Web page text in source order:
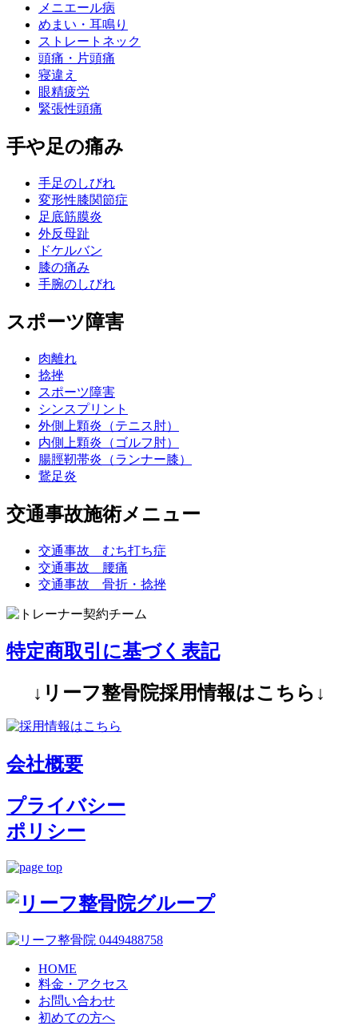
メニエール病
めまい・耳鳴り
ストレートネック
頭痛・片頭痛
寝違え
眼精疲労
緊張性頭痛
手や足の痛み
手足のしびれ
変形性膝関節症
足底筋膜炎
外反母趾
ドケルバン
膝の痛み
手腕のしびれ
スポーツ障害
肉離れ
捻挫
スポーツ障害
シンスプリント
外側上顆炎（テニス肘）
内側上顆炎（ゴルフ肘）
腸脛靭帯炎（ランナー膝）
鵞足炎
交通事故施術メニュー
交通事故 むち打ち症
交通事故 腰痛
交通事故 骨折・捻挫
特定商取引に基づく表記
↓リーフ整骨院採用情報はこちら↓
会社概要
プライバシー
ポリシー
HOME
料金・アクセス
お問い合わせ
初めての方へ